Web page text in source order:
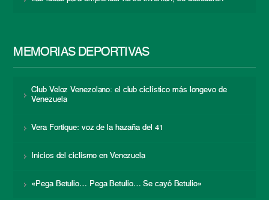
MEMORIAS DEPORTIVAS
Club Veloz Venezolano: el club ciclístico más longevo de
Venezuela
Vera Fortique: voz de la hazaña del 41
Inicios del ciclismo en Venezuela
«Pega Betulio… Pega Betulio… Se cayó Betulio»